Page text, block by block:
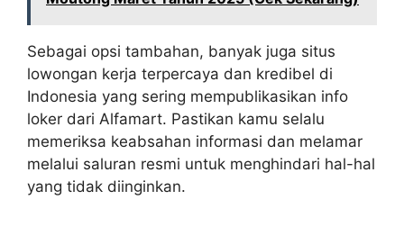
Sebagai opsi tambahan, banyak juga situs
lowongan kerja terpercaya dan kredibel di
Indonesia yang sering mempublikasikan info
loker dari Alfamart. Pastikan kamu selalu
memeriksa keabsahan informasi dan melamar
melalui saluran resmi untuk menghindari hal-hal
yang tidak diinginkan.